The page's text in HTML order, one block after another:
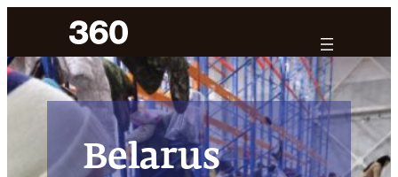
de
inhoud
Belarus